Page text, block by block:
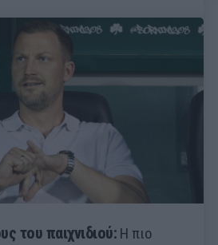
του παιχνιδιού: Η πιο